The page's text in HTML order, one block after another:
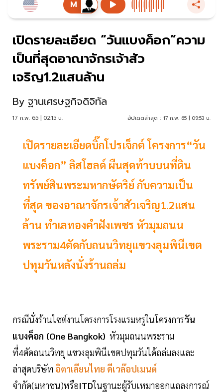
เปิดรายละเอียด “วันแบงค็อก”ความ
เป็นที่สุดอาณาจักรเจ้าสัว
เจริญ1.2แสนล้าน
By ฐานเศรษฐกิจดิจิทัล
17 ก.พ. 65 | 02:15 น. อัปเดตล่าสุด : 17 ก.พ. 65 | 09:53 น.
เปิดรายละเอียดบิ๊กโปรเจ็กต์ โครงการ“วัน
แบงค็อก” ลิสโฮลด์ ผืนสุดท้าบบนที่ดิน
ทรัพย์สินพระมหากษัตริย์ กับความเป็น
ที่สุด ของอาณาจักรเจ้าสัวเจริญ1.2แสน
ล้าน ทำเลทองคำฝังเพชร หัวมุมถนน
พระราม4ตัดกับถนนวิทยุแขวงลุมพินีเขต
ปทุมวันหลังนั่งร้านถล่ม
กรณีนั่งร้านไซต์งานโครงการโรงแรมหรูในโครงการวัน
แบงค็อก (One Bangkok) หัวมุมถนนพระราม
ที่4ตัดถนนวิทยุ แขวงลุมพินีเขตปทุมวันได้ถล่มลงและ
ล่าสุดบริษัท อิตาเลียนไทย ดีเวล๊อปเมนต์
จำกัด(มหาชน)หรือITDในฐานะผู้รับเหมาออกแถลงการณ์